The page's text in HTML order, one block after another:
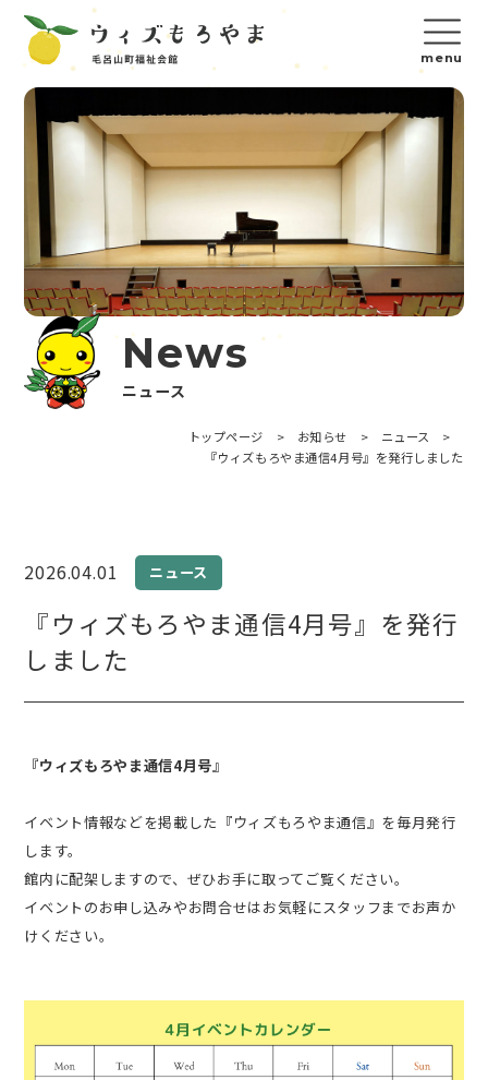
News
ニュース
トップページ > お知らせ > ニュース
>
『ウィズもろやま通信4月号』を発行しました
2026.04.01 ニュース
『ウィズもろやま通信4月号』を発行
しました
『ウィズもろやま通信4月号』
イベント情報などを掲載した『ウィズもろやま通信』を毎月発行
します。
館内に配架しますので、ぜひお手に取ってご覧ください。
イベントのお申し込みやお問合せはお気軽にスタッフまでお声か
けください。